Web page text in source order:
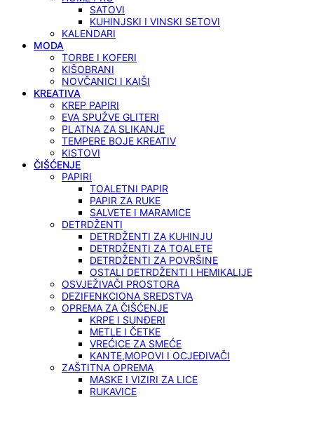
SATOVI
KUHINJSKI I VINSKI SETOVI
KALENDARI
MODA
TORBE I KOFERI
KIŠOBRANI
NOVČANICI I KAIŠI
KREATIVA
KREP PAPIRI
EVA SPUŽVE GLITERI
PLATNA ZA SLIKANJE
TEMPERE BOJE KREATIV
KISTOVI
ČIŠĆENJE
PAPIRI
TOALETNI PAPIR
PAPIR ZA RUKE
SALVETE I MARAMICE
DETRDŽENTI
DETRDŽENTI ZA KUHINJU
DETRDŽENTI ZA TOALETE
DETRDŽENTI ZA POVRŠINE
OSTALI DETRDŽENTI I HEMIKALIJE
OSVJEŽIVAČI PROSTORA
DEZIFENKCIONA SREDSTVA
OPREMA ZA ČIŠĆENJE
KRPE I SUNĐERI
METLE I ČETKE
VREĆICE ZA SMEĆE
KANTE,MOPOVI I OCJEĐIVAČI
ZAŠTITNA OPREMA
MASKE I VIZIRI ZA LICE
RUKAVICE